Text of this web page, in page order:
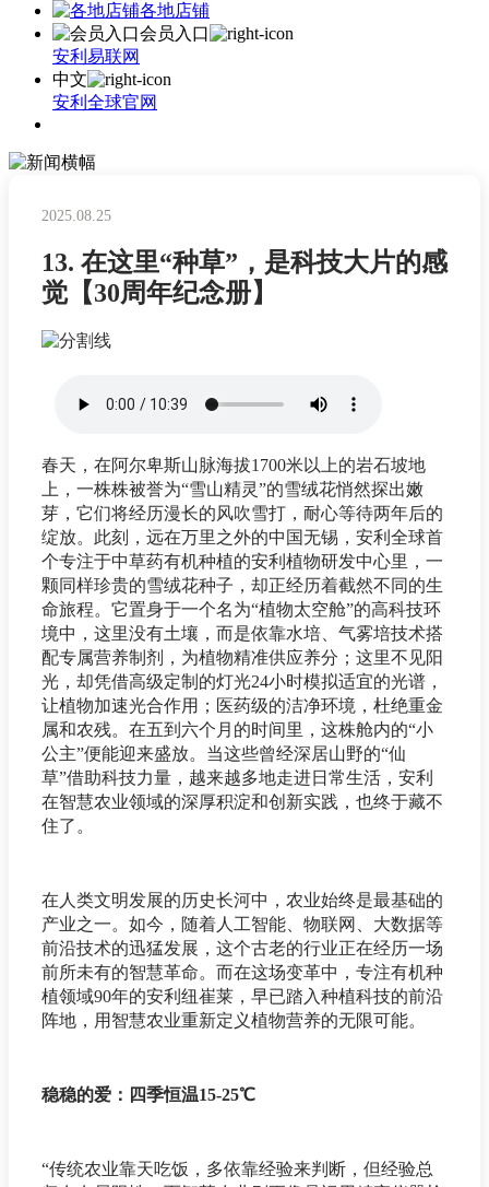
各地店铺
会员入口
安利易联网
中文
安利全球官网
2025.08.25
13. 在这里“种草”，是科技大片的感
觉【30周年纪念册】
春天，在阿尔卑斯山脉海拔1700米以上的岩石坡地
上，一株株被誉为“雪山精灵”的雪绒花悄然探出嫩
芽，它们将经历漫长的风吹雪打，耐心等待两年后的
绽放。此刻，远在万里之外的中国无锡，安利全球首
个专注于中草药有机种植的安利植物研发中心里，一
颗同样珍贵的雪绒花种子，却正经历着截然不同的生
命旅程。它置身于一个名为“植物太空舱”的高科技环
境中，这里没有土壤，而是依靠水培、气雾培技术搭
配专属营养制剂，为植物精准供应养分；这里不见阳
光，却凭借高级定制的灯光24小时模拟适宜的光谱，
让植物加速光合作用；医药级的洁净环境，杜绝重金
属和农残。在五到六个月的时间里，这株舱内的“小
公主”便能迎来盛放。当这些曾经深居山野的“仙
草”借助科技力量，越来越多地走进日常生活，安利
在智慧农业领域的深厚积淀和创新实践，也终于藏不
住了。
在人类文明发展的历史长河中，农业始终是最基础的
产业之一。如今，随着人工智能、物联网、大数据等
前沿技术的迅猛发展，这个古老的行业正在经历一场
前所未有的智慧革命。而在这场变革中，专注有机种
植领域90年的安利纽崔莱，早已踏入种植科技的前沿
阵地，用智慧农业重新定义植物营养的无限可能。
稳稳的爱：四季恒温15-25℃
“传统农业靠天吃饭，多依靠经验来判断，但经验总